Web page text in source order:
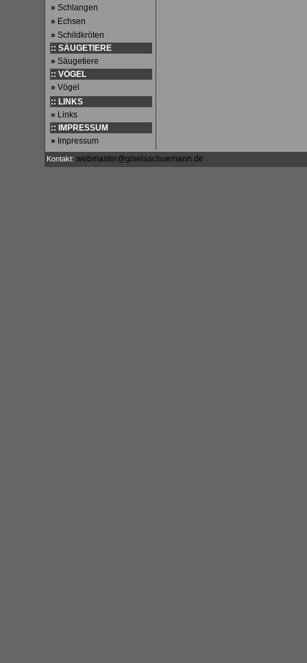
» Schlangen
» Echsen
» Schildkröten
:: SÄUGETIERE
» Säugetiere
:: VÖGEL
» Vögel
:: LINKS
» Links
:: IMPRESSUM
» Impressum
Kontakt: webmaster@giselaschuemann.de